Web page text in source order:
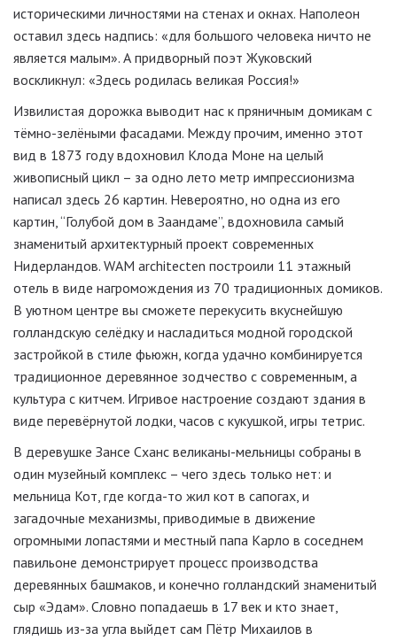
историческими личностями на стенах и окнах. Наполеон
оставил здесь надпись: «для большого человека ничто не
является малым». А придворный поэт Жуковский
воскликнул: «Здесь родилась великая Россия!»
Извилистая дорожка выводит нас к пряничным домикам с
тёмно-зелёными фасадами. Между прочим, именно этот
вид в 1873 году вдохновил Клода Моне на целый
живописный цикл – за одно лето метр импрессионизма
написал здесь 26 картин. Невероятно, но одна из его
картин, “Голубой дом в Заандаме”, вдохновила самый
знаменитый архитектурный проект современных
Нидерландов. WAM architecten построили 11 этажный
отель в виде нагромождения из 70 традиционных домиков.
В уютном центре вы сможете перекусить вкуснейшую
голландскую селёдку и насладиться модной городской
застройкой в стиле фьюжн, когда удачно комбинируется
традиционное деревянное зодчество с современным, а
культура с китчем. Игривое настроение создают здания в
виде перевёрнутой лодки, часов с кукушкой, игры тетрис.
В деревушке Зансе Сханс великаны-мельницы собраны в
один музейный комплекс – чего здесь только нет: и
мельница Кот, где когда-то жил кот в сапогах, и
загадочные механизмы, приводимые в движение
огромными лопастями и местный папа Карло в соседнем
павильоне демонстрирует процесс производства
деревянных башмаков, и конечно голландский знаменитый
сыр «Эдам». Словно попадаешь в 17 век и кто знает,
глядишь из-за угла выйдет сам Пётр Михаилов в